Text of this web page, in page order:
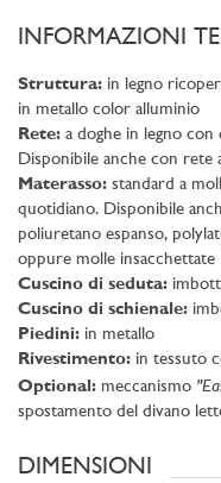
INFORMAZIONI
Struttura: in legno
in metallo color alluminio
Rete: a doghe in legno con
Disponibile anche con rete
Materasso: standard a
quotidiano. Disponibile
poliuretano espanso,
oppure molle insacchettate
Cuscino di seduta:
Cuscino di schienale:
Piedini: in metallo
Rivestimento: in tessuto
Optional: meccanismo
spostamento del divano
DIMENSIONI